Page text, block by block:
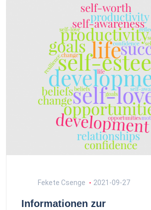
Fekete Csenge 2021-09-27
Informationen zur